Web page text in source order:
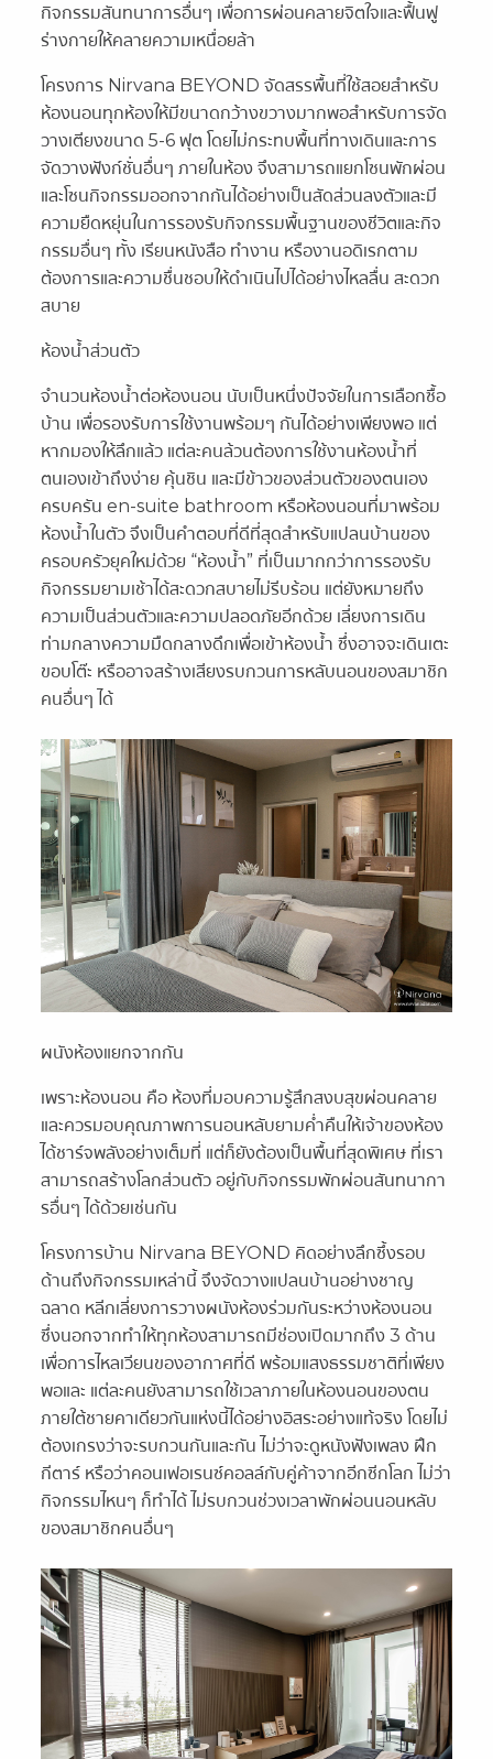
กิจกรรมสันทนาการอื่นๆ เพื่อการผ่อนคลายจิตใจและฟื้นฟู
ร่างกายให้คลายความเหนื่อยล้า
โครงการ Nirvana BEYOND จัดสรรพื้นที่ใช้สอยสำหรับ
ห้องนอนทุกห้องให้มีขนาดกว้างขวางมากพอสำหรับการจัด
วางเตียงขนาด 5-6 ฟุต โดยไม่กระทบพื้นที่ทางเดินและการ
จัดวางฟังก์ชั่นอื่นๆ ภายในห้อง จึงสามารถแยกโซนพักผ่อน
และโซนกิจกรรมออกจากกันได้อย่างเป็นสัดส่วนลงตัวและมี
ความยืดหยุ่นในการรองรับกิจกรรมพื้นฐานของชีวิตและกิจ
กรรมอื่นๆ ทั้ง เรียนหนังสือ ทำงาน หรืองานอดิเรกตาม
ต้องการและความชื่นชอบให้ดำเนินไปได้อย่างไหลลื่น สะดวก
สบาย
ห้องน้ำส่วนตัว
จำนวนห้องน้ำต่อห้องนอน นับเป็นหนึ่งปัจจัยในการเลือกซื้อ
บ้าน เพื่อรองรับการใช้งานพร้อมๆ กันได้อย่างเพียงพอ แต่
หากมองให้ลึกแล้ว แต่ละคนล้วนต้องการใช้งานห้องน้ำที่
ตนเองเข้าถึงง่าย คุ้นชิน และมีข้าวของส่วนตัวของตนเอง
ครบครัน en-suite bathroom หรือห้องนอนที่มาพร้อม
ห้องน้ำในตัว จึงเป็นคำตอบที่ดีที่สุดสำหรับแปลนบ้านของ
ครอบครัวยุคใหม่ด้วย “ห้องน้ำ” ที่เป็นมากกว่าการรองรับ
กิจกรรมยามเช้าได้สะดวกสบายไม่รีบร้อน แต่ยังหมายถึง
ความเป็นส่วนตัวและความปลอดภัยอีกด้วย เลี่ยงการเดิน
ท่ามกลางความมืดกลางดึกเพื่อเข้าห้องน้ำ ซึ่งอาจจะเดินเตะ
ขอบโต๊ะ หรืออาจสร้างเสียงรบกวนการหลับนอนของสมาชิก
คนอื่นๆ ได้
ผนังห้องแยกจากกัน
เพราะห้องนอน คือ ห้องที่มอบความรู้สึกสงบสุขผ่อนคลาย
และควรมอบคุณภาพการนอนหลับยามค่ำคืนให้เจ้าของห้อง
ได้ชาร์จพลังอย่างเต็มที่ แต่ก็ยังต้องเป็นพื้นที่สุดพิเศษ ที่เรา
สามารถสร้างโลกส่วนตัว อยู่กับกิจกรรมพักผ่อนสันทนากา
รอื่นๆ ได้ด้วยเช่นกัน
โครงการบ้าน Nirvana BEYOND คิดอย่างลึกซึ้งรอบ
ด้านถึงกิจกรรมเหล่านี้ จึงจัดวางแปลนบ้านอย่างชาญ
ฉลาด หลีกเลี่ยงการวางผนังห้องร่วมกันระหว่างห้องนอน
ซึ่งนอกจากทำให้ทุกห้องสามารถมีช่องเปิดมากถึง 3 ด้าน
เพื่อการไหลเวียนของอากาศที่ดี พร้อมแสงธรรมชาติที่เพียง
พอและ แต่ละคนยังสามารถใช้เวลาภายในห้องนอนของตน
ภายใต้ชายคาเดียวกันแห่งนี้ได้อย่างอิสระอย่างแท้จริง โดยไม่
ต้องเกรงว่าจะรบกวนกันและกัน ไม่ว่าจะดูหนังฟังเพลง ฝึก
กีตาร์ หรือว่าคอนเฟอเรนซ์คอลล์กับคู่ค้าจากอีกซีกโลก ไม่ว่า
กิจกรรมไหนๆ ก็ทำได้ ไม่รบกวนช่วงเวลาพักผ่อนนอนหลับ
ของสมาชิกคนอื่นๆ